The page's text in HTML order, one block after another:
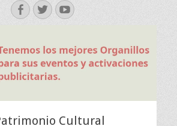
Facebook
TwitterYouTube
Cultural